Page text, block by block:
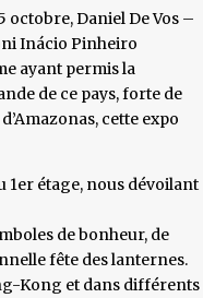
octobre, Daniel De Vos –
Inácio Pinheiro
ayant permis la
de ce pays, forte de
cette expo
1er étage, nous dévoilant
de bonheur, de
fête des lanternes.
Kong et dans différents